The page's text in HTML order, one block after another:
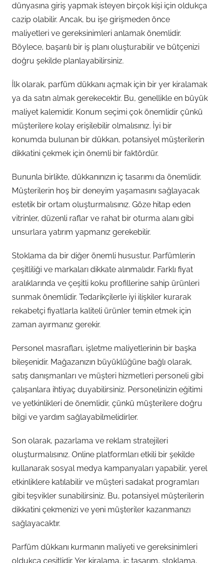
dünyasına giriş yapmak isteyen birçok kişi için oldukça
cazip olabilir. Ancak, bu işe girişmeden önce
maliyetleri ve gereksinimleri anlamak önemlidir.
Böylece, başarılı bir iş planı oluşturabilir ve bütçenizi
doğru şekilde planlayabilirsiniz.
İlk olarak, parfüm dükkanı açmak için bir yer kiralamak
ya da satın almak gerekecektir. Bu, genellikle en büyük
maliyet kalemidir. Konum seçimi çok önemlidir çünkü
müşterilere kolay erişilebilir olmalısınız. İyi bir
konumda bulunan bir dükkan, potansiyel müşterilerin
dikkatini çekmek için önemli bir faktördür.
Bununla birlikte, dükkanınızın iç tasarımı da önemlidir.
Müşterilerin hoş bir deneyim yaşamasını sağlayacak
estetik bir ortam oluşturmalısınız. Göze hitap eden
vitrinler, düzenli raflar ve rahat bir oturma alanı gibi
unsurlara yatırım yapmanız gerekebilir.
Stoklama da bir diğer önemli husustur. Parfümlerin
çeşitliliği ve markaları dikkate alınmalıdır. Farklı fiyat
aralıklarında ve çeşitli koku profillerine sahip ürünleri
sunmak önemlidir. Tedarikçilerle iyi ilişkiler kurarak
rekabetçi fiyatlarla kaliteli ürünler temin etmek için
zaman ayırmanız gerekir.
Personel masrafları, işletme maliyetlerinin bir başka
bileşenidir. Mağazanızın büyüklüğüne bağlı olarak,
satış danışmanları ve müşteri hizmetleri personeli gibi
çalışanlara ihtiyaç duyabilirsiniz. Personelinizin eğitimi
ve yetkinlikleri de önemlidir, çünkü müşterilere doğru
bilgi ve yardım sağlayabilmelidirler.
Son olarak, pazarlama ve reklam stratejileri
oluşturmalısınız. Online platformları etkili bir şekilde
kullanarak sosyal medya kampanyaları yapabilir, yerel
etkinliklere katılabilir ve müşteri sadakat programları
gibi teşvikler sunabilirsiniz. Bu, potansiyel müşterilerin
dikkatini çekmenizi ve yeni müşteriler kazanmanızı
sağlayacaktır.
Parfüm dükkanı kurmanın maliyeti ve gereksinimleri
oldukça çeşitlidir. Yer kiralama, iç tasarım, stoklama,